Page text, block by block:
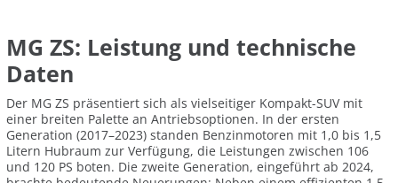
MG ZS: Leistung und technische
Daten
Der MG ZS präsentiert sich als vielseitiger Kompakt-SUV mit
einer breiten Palette an Antriebsoptionen. In der ersten
Generation (2017–2023) standen Benzinmotoren mit 1,0 bis 1,5
Litern Hubraum zur Verfügung, die Leistungen zwischen 106
und 120 PS boten. Die zweite Generation, eingeführt ab 2024,